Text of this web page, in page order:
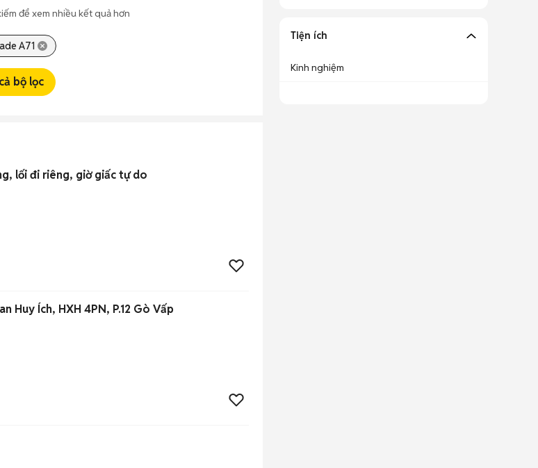
để xem nhiều kết quả hơn
A71
bộ lọc
lối đi riêng, giờ giấc tự do
Huy Ích, HXH 4PN, P.12 Gò Vấp
Tiện ích
Kinh nghiệm